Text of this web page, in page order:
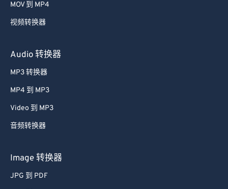
MOV 到 MP4
视频转换器
Audio 转换器
MP3 转换器
MP4 到 MP3
Video 到 MP3
音频转换器
Image 转换器
JPG 到 PDF